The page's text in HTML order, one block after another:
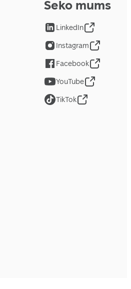
Seko mums
LinkedIn
Instagram
Facebook
YouTube
TikTok